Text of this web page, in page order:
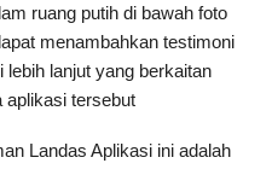
ruang putih di bawah foto
menambahkan testimoni
lebih lanjut yang berkaitan
aplikasi tersebut
Landas Aplikasi ini adalah